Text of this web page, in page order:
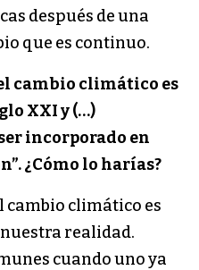
después de una
que es continuo.
cambio climático es
XXI y (…)
incorporado en
¿Cómo lo harías?
cambio climático es
realidad.
cuando uno ya